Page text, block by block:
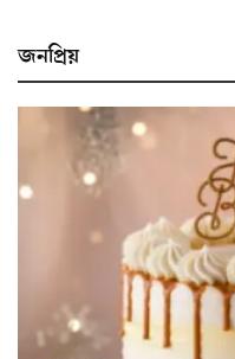
জনপ্ৰিয়